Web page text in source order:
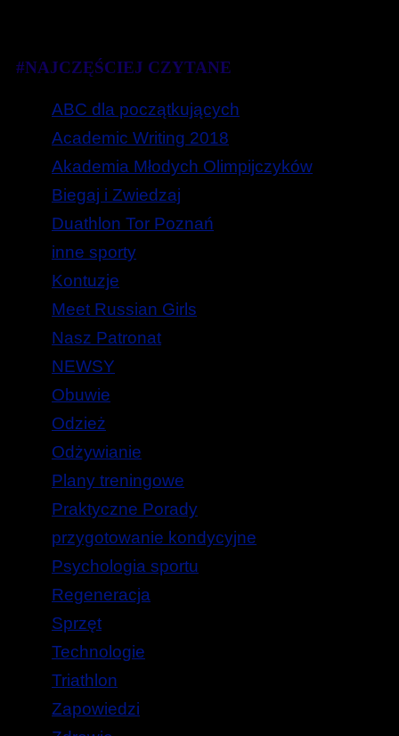
#NAJCZĘŚCIEJ CZYTANE
ABC dla początkujących
Academic Writing 2018
Akademia Młodych Olimpijczyków
Biegaj i Zwiedzaj
Duathlon Tor Poznań
inne sporty
Kontuzje
Meet Russian Girls
Nasz Patronat
NEWSY
Obuwie
Odzież
Odżywianie
Plany treningowe
Praktyczne Porady
przygotowanie kondycyjne
Psychologia sportu
Regeneracja
Sprzęt
Technologie
Triathlon
Zapowiedzi